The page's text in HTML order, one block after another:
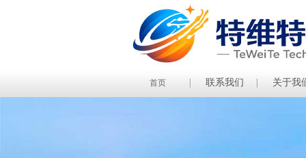
首页 联系我们 关于我